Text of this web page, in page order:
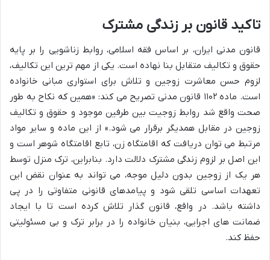
تاکید قانون بر زندگی مشترک
قانون مدنی ایران، بر اساس فقه اسلامی، روابط زناشویی را بر پایه
حقوق و تکالیف متقابل بنا نهاده است. یکی از مهم ترین این تکالیف،
لزوم حسن معاشرت زوجین و تلاش برای استواری مبانی خانواده
است. ماده ۱۱۰۲ قانون مدنی تصریح می کند: «همین که نکاح به طور
صحت واقع شد روابط زوجیت بین طرفین موجود و حقوق و تکالیف
زوجین در مقابل همدیگر برقرار می شود.» از این ماده و سایر مواد
مرتبط می توان دریافت که اقامتگاه زن، تابع اقامتگاه شوهر است و
این اصل بر لزوم زندگی مشترک دلالت دارد. بنابراین، ترک منزل توسط
هر یک از زوجین بدون دلیل موجه، می تواند به عنوان نقض این
تعهدات اساسی تلقی شود و پیامدهای قانونی متفاوتی را در پی
داشته باشد. در واقع، قانون گذار تلاش کرده است تا با ایجاد
ضمانت های اجرایی، بنیان خانواده را در برابر ترک و بی مسئولیتی
حفظ کند.